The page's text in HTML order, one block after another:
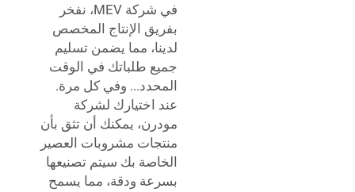
في شركة MEV، نفخر
بفريق الإنتاج المخصص
لدينا، مما يضمن تسليم
جميع طلباتك في الوقت
المحدد... وفي كل مرة.
عند اختيارك لشركة
مودرن، يمكنك أن تثق بأن
منتجات مشروبات العصير
الخاصة بك سيتم تصنيعها
بسرعة ودقة، مما يسمح